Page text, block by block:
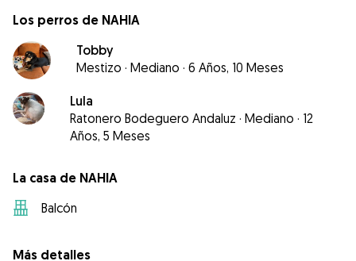
Los perros de NAHIA
Tobby
Mestizo · Mediano · 6 Años, 10 Meses
Lula
Ratonero Bodeguero Andaluz · Mediano · 12
Años, 5 Meses
La casa de NAHIA
Balcón
Más detalles